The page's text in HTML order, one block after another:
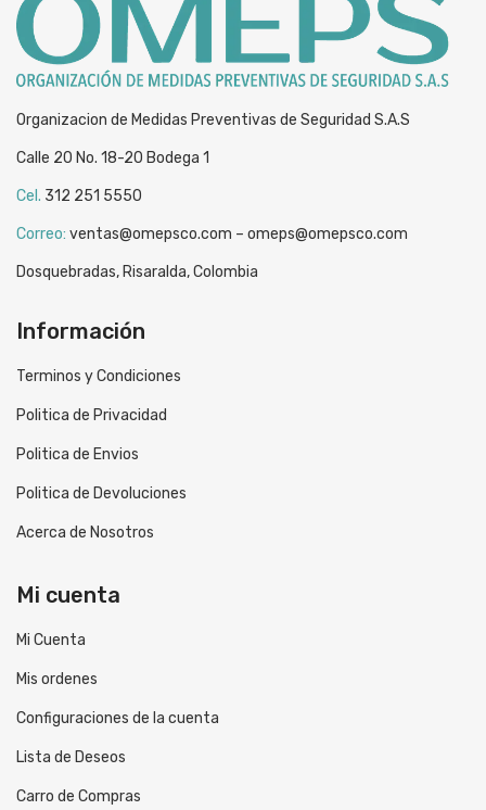
Organizacion de Medidas Preventivas de Seguridad S.A.S
Calle 20 No. 18-20 Bodega 1
Cel. 312 251 5550
Correo: ventas@omepsco.com – omeps@omepsco.com
Dosquebradas, Risaralda, Colombia
Información
Terminos y Condiciones
Politica de Privacidad
Politica de Envios
Politica de Devoluciones
Acerca de Nosotros
Mi cuenta
Mi Cuenta
Mis ordenes
Configuraciones de la cuenta
Lista de Deseos
Carro de Compras